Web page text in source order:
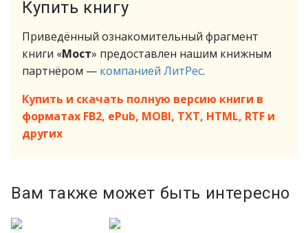
Купить книгу
Приведённый ознакомительный фрагмент
книги «Мост» предоставлен нашим книжным
партнёром — компанией ЛитРес.
Купить и скачать полную версию книги в
форматах FB2, ePub, MOBI, TXT, HTML, RTF и
других
Вам также может быть интересно